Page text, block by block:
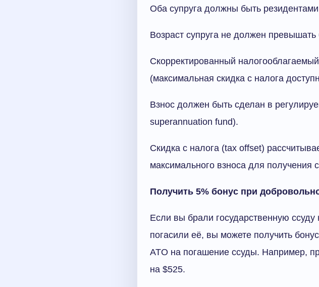
Оба супруга должны быть
Возраст супруга не должен превышать
Скорректированный
(максимальная скидка с налога
Взнос должен быть сделан в
superannuation fund).
Скидка с налога (tax offset)
максимального взноса для получения
Получить 5% бонус при
Если вы брали государственную
погасили её, вы можете получить
ATO на погашение ссуды. Например,
на $525.